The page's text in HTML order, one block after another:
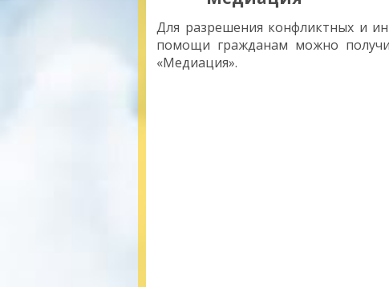
Для разрешения конфликтных и
помощи гражданам можно
«Медиация».